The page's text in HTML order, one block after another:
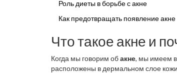
Роль диеты в борьбе с акне
Как предотвращать появление акне
Что такое акне и
Когда мы говорим обакне, мы имеем
расположены в дермальном слое